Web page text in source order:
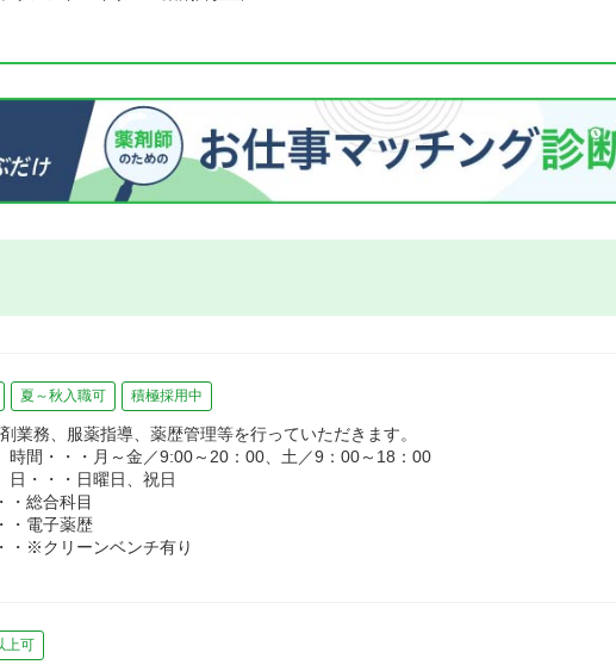
夏～秋入職可 積極採用中
業務、服薬指導、薬歴管理等を行っていただきます。
時間・・・月～金／9:00～20：00、土／9：00～18：00
日・・・日曜日、祝日
・総合科目
・電子薬歴
・※クリーンベンチ有り
上可